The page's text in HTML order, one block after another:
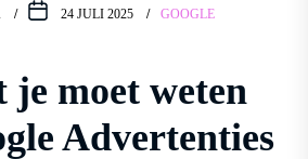
24 JULI 2025 GOOGLE
je moet weten
Advertenties